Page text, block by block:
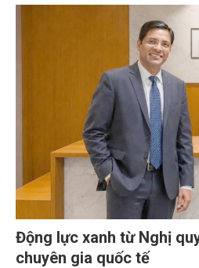
quốc gia.
Động lực xanh từ Nghị
chuyên gia quốc tế